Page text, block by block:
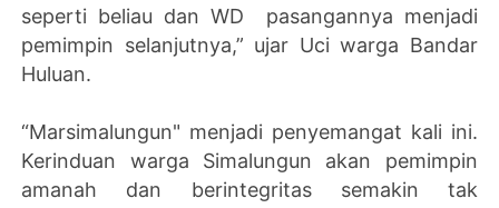
seperti beliau dan WD pasangannya menjadi
pemimpin selanjutnya,” ujar Uci warga Bandar
Huluan.
“Marsimalungun" menjadi penyemangat kali ini.
Kerinduan warga Simalungun akan pemimpin
amanah dan berintegritas semakin tak